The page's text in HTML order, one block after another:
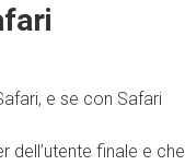
e se con Safari
dell’utente finale e che